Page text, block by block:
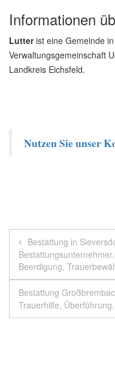
Informationen
Lutterist eine Gemeinde
Verwaltungsgemeinschaft
Landkreis Eichsfeld.
Nutzen Sie unser
Bestattung in
Beerdigung,
Bestattung
Trauerhilfe,